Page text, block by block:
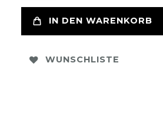
IN DEN WARENKORB
WUNSCHLISTE